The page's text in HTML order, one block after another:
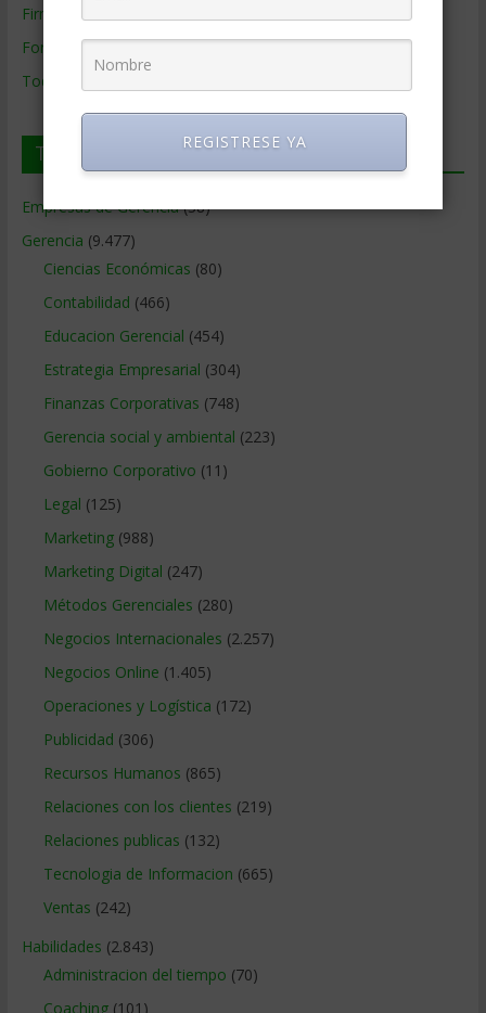
Firmas de Gerencia
Formación de Gerencia
Todos los Temas
Temas de Gerencia
Empresas de Gerencia(38)
Gerencia (9.477)
Ciencias Económicas (80)
Contabilidad (466)
Educacion Gerencial (454)
Estrategia Empresarial (304)
Finanzas Corporativas (748)
Gerencia social y ambiental (223)
Gobierno Corporativo (11)
Legal (125)
Marketing(988)
Marketing Digital (247)
Métodos Gerenciales (280)
Negocios Internacionales (2.257)
Negocios Online (1.405)
Operaciones y Logística (172)
Publicidad (306)
Recursos Humanos (865)
Relaciones con los clientes (219)
Relaciones publicas (132)
Tecnologia de Informacion (665)
Ventas (242)
Habilidades (2.843)
Administracion del tiempo (70)
Coaching(101)
REGISTRESE YA